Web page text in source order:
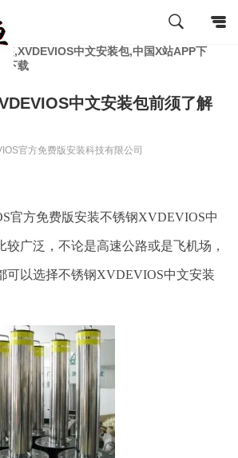
,XVDEVIOS中文安装包,中国X站APP下
下载
中文安装包前须了解
官方免费版安装科技有限公司
官方免费版安装不锈钢XVDEVIOS中
广泛，不论是高速公路或是飞机场，
都可以选择不锈钢XVDEVIOS中文安装